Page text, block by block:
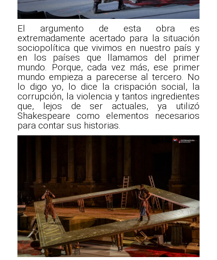
El argumento de esta obra es
extremadamente acertado para la situación
sociopolítica que vivimos en nuestro país y
en los países que llamamos del primer
mundo. Porque, cada vez más, ese primer
mundo empieza a parecerse al tercero. No
lo digo yo, lo dice la crispación social, la
corrupción, la violencia y tantos ingredientes
que, lejos de ser actuales, ya utilizó
Shakespeare como elementos necesarios
para contar sus historias.